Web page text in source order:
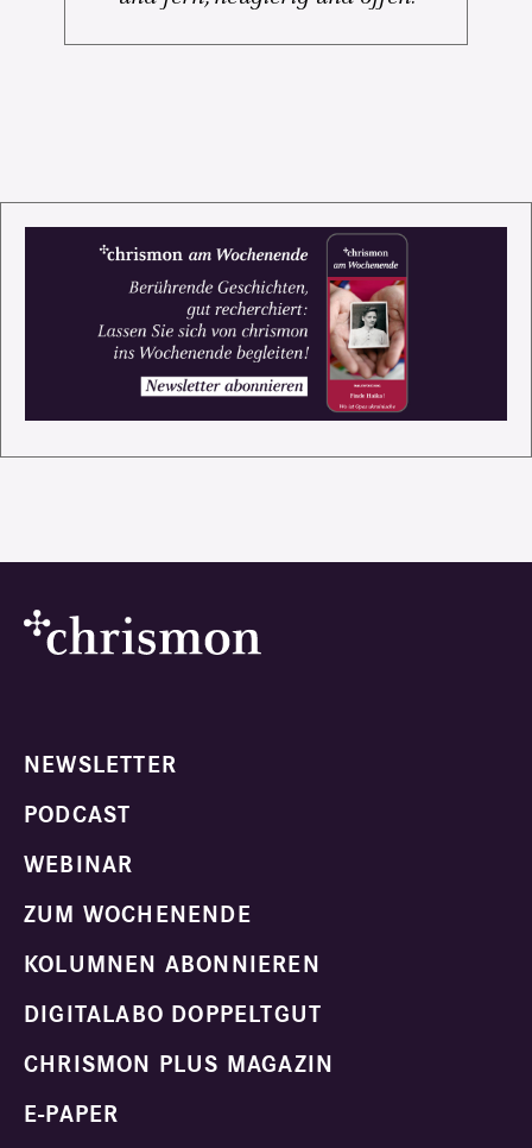
NEWSLETTER
PODCAST
WEBINAR
ZUM WOCHENENDE
KOLUMNEN ABONNIEREN
DIGITALABO DOPPELTGUT
CHRISMON PLUS MAGAZIN
E-PAPER